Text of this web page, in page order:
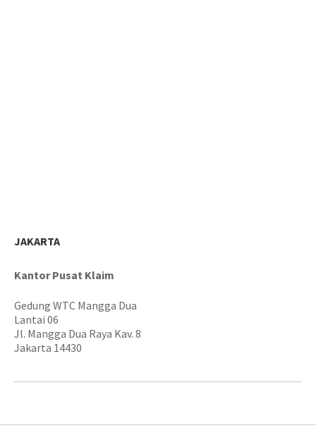
JAKARTA
Kantor Pusat Klaim
Gedung WTC Mangga Dua
Lantai 06
Jl. Mangga Dua Raya Kav. 8
Jakarta 14430